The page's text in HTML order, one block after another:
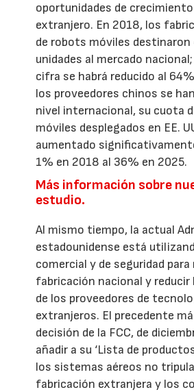
oportunidades de
extranjero. En 2018, los
de robots móviles destinaron
unidades al mercado
cifra se habrá reducido al
los proveedores chinos se
nivel internacional, su cuota
móviles desplegados en EE.
aumentado
1% en 2018 al 36% en 2025.
Más información sobre
estudio.
Al mismo tiempo, la actual
estadounidense está
comercial y de seguridad
fabricación nacional y reducir
de los proveedores de
extranjeros. El precedente
decisión de la FCC, de
añadir a su ‘Lista de
los sistemas aéreos no
fabricación extranjera y los